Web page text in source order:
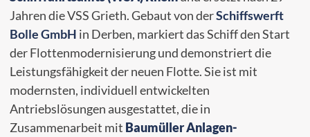
Jahren die VSS Grieth. Gebaut von derSchiffswerft
Bolle GmbH in Derben, markiert das Schiff den Start
der Flottenmodernisierung und demonstriert die
Leistungsfähigkeit der neuen Flotte. Sie ist mit
modernsten, individuell entwickelten
Antriebslösungen ausgestattet, die in
Zusammenarbeit mit Baumüller Anlagen-